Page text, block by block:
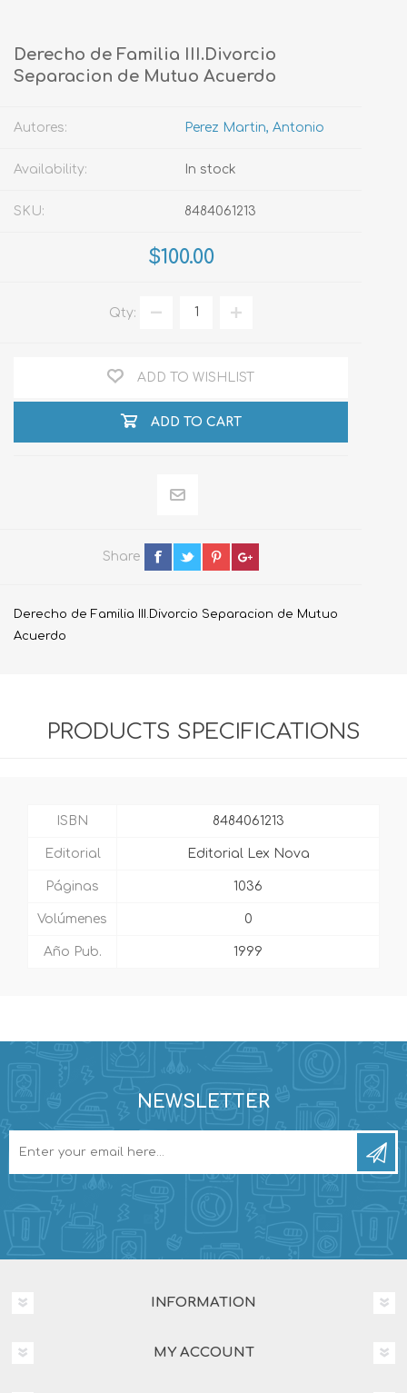
Derecho de Familia III.Divorcio
Separacion de Mutuo Acuerdo
Autores: Perez Martin, Antonio
Availability: In stock
SKU: 8484061213
$100.00
Qty:
ADD TO WISHLIST
ADD TO CART
Share
Derecho de Familia III.Divorcio Separacion de Mutuo
Acuerdo
PRODUCTS SPECIFICATIONS
ISBN 8484061213
Editorial Editorial Lex Nova
Páginas 1036
Volúmenes 0
Año Pub. 1999
NEWSLETTER
INFORMATION
MY ACCOUNT